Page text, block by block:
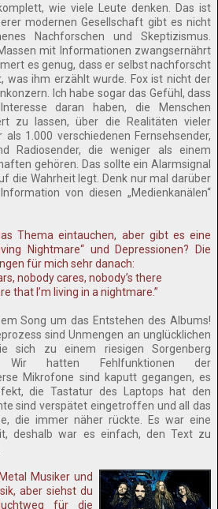
wie viele Leute denken. Das ist
modernen Gesellschaft gibt es nicht
Nachforschen und Skeptizismus.
mit Informationen zwangsernährt
es genug, dass er selbst nachforscht
was ihm erzählt wurde. Fox ist nicht der
Ich habe sogar das Gefühl, dass
daran haben, die Menschen
zu lassen, über die Realitäten vieler
1.000 verschiedenen Fernsehsender,
Radiosender, die weniger als einem
gehören. Das sollte ein Alarmsignal
die Wahrheit legt. Denk nur mal darüber
von diesen „Medienkanälen“
Thema eintauchen, aber gibt es eine
Nightmare“ und Depressionen? Die
für mich sehr danach:
nobody cares, nobody’s there
that I’m living in a nightmare.”
Song um das Entstehen des Albums!
sind Unmengen an unglücklichen
sich zu einem riesigen Sorgenberg
Wir hatten Fehlfunktionen der
Mikrofone sind kaputt gegangen, es
die Tastatur des Laptops hat den
sind verspätet eingetroffen und all das
die immer näher rückte. Es war eine
deshalb war es einfach, den Text zu
Musiker und
aber siehst du
für die